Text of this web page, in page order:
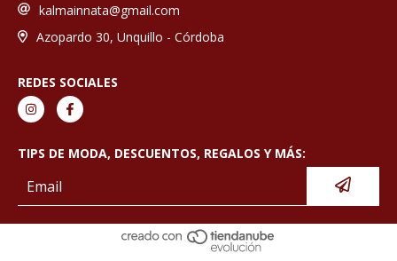
kalmainnata@gmail.com
Azopardo 30, Unquillo - Córdoba
REDES SOCIALES
TIPS DE MODA, DESCUENTOS, REGALOS Y MÁS: